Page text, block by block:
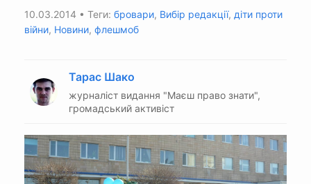
10.03.2014 • Теги: бровари, Вибір редакції, діти проти
війни, Новини, флешмоб
Тарас Шако
журналіст видання "Маєш право знати",
громадський активіст